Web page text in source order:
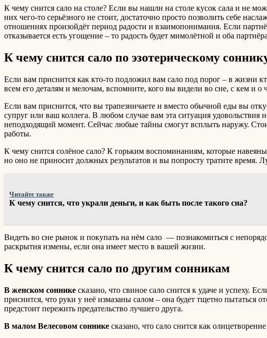
К чему снится сало на столе? Если вы нашли на столе кусок сала и не
них чего-то серьёзного не стоит, достаточно просто позволить себе
отношениях произойдёт период радости и взаимопонимания. Если
отказывается есть угощение – то радость будет мимолётной и оба
К чему снится сало по эзотерическому
Если вам приснится как кто-то подложил вам сало под порог – в жизни
всем его деталям и мелочам, вспомните, кого вы видели во сне, с кем и
Если вам приснится, что вы трапезничаете и вместо обычной еды вы
супруг или ваш коллега. В любом случае вам эта ситуация
неподходящий момент. Сейчас любые тайны смогут всплыть наружу.
работы.
К чему снится солёное сало? К горьким воспоминаниям, которые
но оно не приносит должных результатов и вы попросту тратите время.
Читайте также
К чему снится, что украли деньги, и как быть после такого сна?
Видеть во сне рынок и покупать на нём сало — познакомиться с
раскрытия измены, если она имеет место в вашей жизни.
К чему снится сало по другим сонникам
В женском соннике сказано, что свиное сало снится к удаче и успеху.
приснится, что руки у неё измазаны салом – она будет тщетно пытаться
предстоит пережить предательство лучшего друга.
В малом Велесовом соннике сказано, что сало снится как